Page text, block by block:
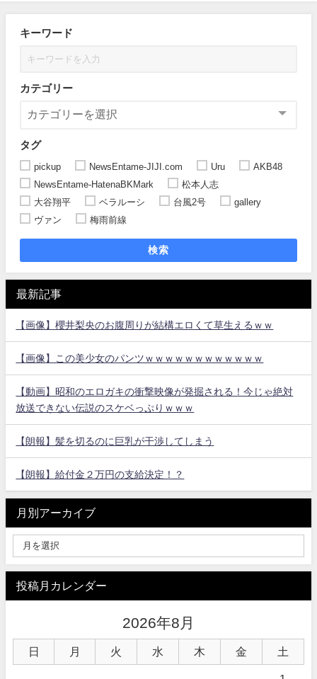
キーワード
カテゴリー
タグ
pickup NewsEntame-JIJI.com Uru
AKB48
NewsEntame-HatenaBKMark
松本人志
大谷翔平
ベラルーシ 台風2号
gallery
ヴァン
梅雨前線
検索
最新記事
【画像】櫻井梨央のお腹周りが結構エロくて草生えるｗｗ
【画像】この美少女のパンツｗｗｗｗｗｗｗｗｗｗｗｗ
【動画】昭和のエロガキの衝撃映像が発掘される！今じゃ絶対
放送できない伝説のスケベっぷりｗｗｗ
【朗報】髪を切るのに巨乳が干渉してしまう
【朗報】給付金２万円の支給決定！？
月別アーカイブ
投稿月カレンダー
2026年8月
日 月 火 水 木 金 土